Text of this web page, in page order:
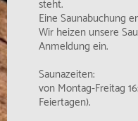
steht.
Eine Saunabuchung
Wir heizen unsere
Anmeldung ein.
Saunazeiten:
von Montag-Freitag
Feiertagen).